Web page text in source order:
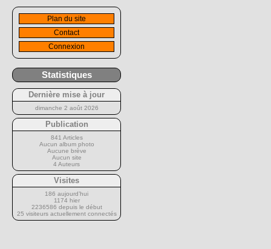
Plan du site
Contact
Connexion
Statistiques
Dernière mise à jour
dimanche 2 août 2026
Publication
841 Articles
Aucun album photo
Aucune brève
Aucun site
4 Auteurs
Visites
186 aujourd’hui
1174 hier
2236586 depuis le début
25 visiteurs actuellement connectés